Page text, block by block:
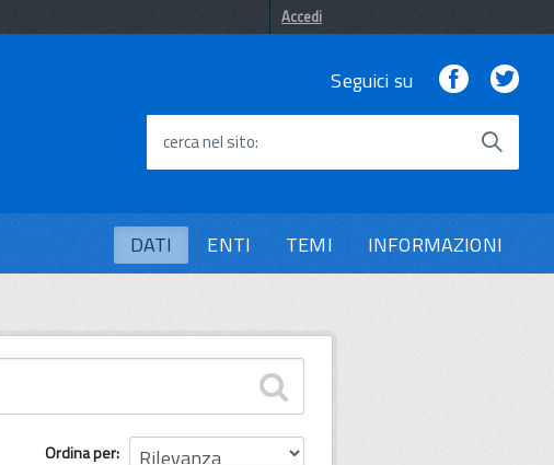
Accedi
Seguici su Facebook
cerca nel sito
DATI ENTI TEMI INFORMAZIONI
Ordina per